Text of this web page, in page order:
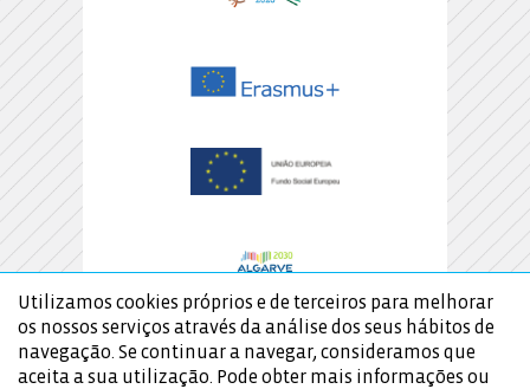
Utilizamos cookies próprios e de terceiros para melhorar
os nossos serviços através da análise dos seus hábitos de
navegação. Se continuar a navegar, consideramos que
aceita a sua utilização. Pode obter mais informações ou